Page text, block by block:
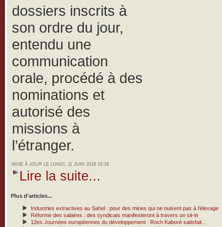
dossiers inscrits à
son ordre du jour,
entendu une
communication
orale, procédé à des
nominations et
autorisé des
missions à
l’étranger.
MISE À JOUR LE LUNDI, 11 JUIN 2018 16:16
Lire la suite...
Plus d'articles...
Industries extractives au Sahel : pour des mines qui ne nuisent pas à l’élevage
Réforme des salaires : des syndicats manifesteront à travers un sit-in
12es Journées européennes du développement : Roch Kaboré satisfait...